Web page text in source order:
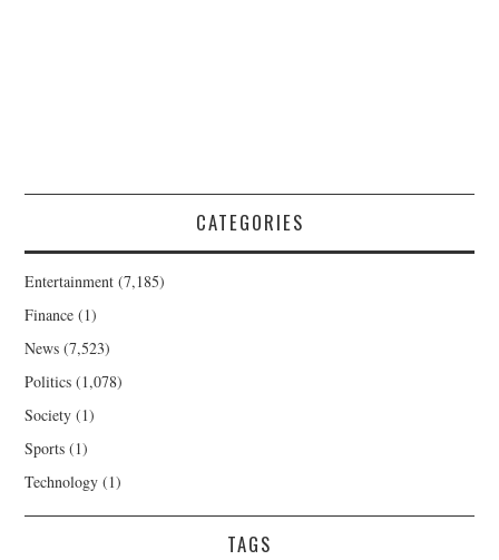
CATEGORIES
Entertainment (7,185)
Finance (1)
News (7,523)
Politics (1,078)
Society (1)
Sports (1)
Technology (1)
TAGS